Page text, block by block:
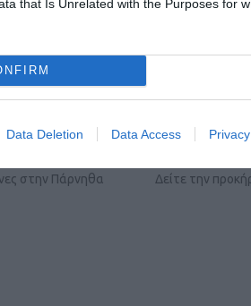
that Is Unrelated with the Purposes for
Data Deletion Data Access
TrailRace
στην Πάρνηθα
10ος Γύρος
Δείτε την